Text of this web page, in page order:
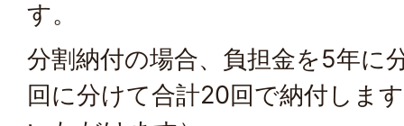
す。
分割納付の場合、負担金を5年に
回に分けて合計20回で納付しま